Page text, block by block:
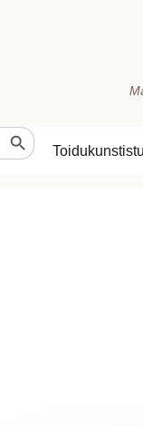
Search Button